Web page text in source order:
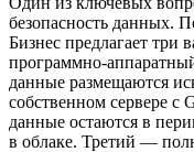
безопасность данных.
Бизнес предлагает
программно-
данные размещаются
собственном сервере
данные остаются в
в облаке. Третий —